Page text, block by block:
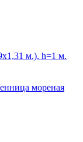
мореная